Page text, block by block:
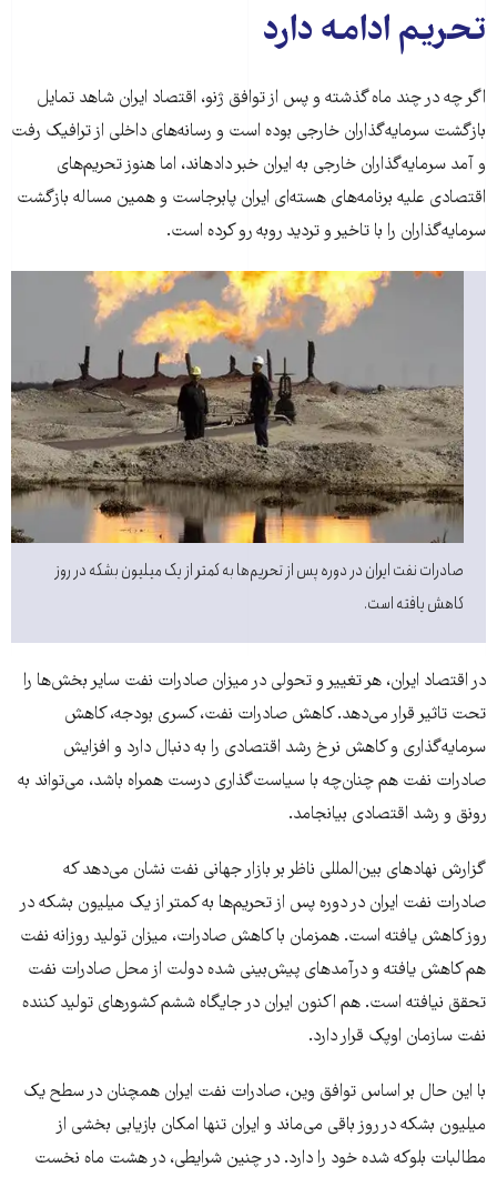
تحریم ادامه دارد
اگر چه در چند ماه گذشته و پس از توافق ژنو، اقتصاد ایران شاهد تمایل
بازگشت سرمایه‌گذاران خارجی بوده است و رسانه‌های داخلی از ترافیک رفت
و آمد سرمایه‌گذاران خارجی به ایران خبر داده‎اند، اما هنوز تحریم‌های
اقتصادی علیه برنامه‌های هسته‌ای ایران پابرجاست و همین مساله بازگشت
سرمایه‌گذاران را با تاخیر و تردید روبه رو کرده است.
صادرات نفت ایران در دوره پس از تحریم‌ها به کمتر از یک میلیون بشکه در روز
کاهش یافته است.
در اقتصاد ایران، هر تغییر و تحولی در میزان صادرات نفت سایر بخش‌ها را
تحت تاثیر قرار می‌دهد. کاهش صادرات نفت، کسری بودجه، کاهش
سرمایه‌گذاری و کاهش نرخ رشد اقتصادی را به دنبال دارد و افزایش
صادرات نفت هم چنان‌چه با سیاست‌گذاری درست همراه باشد، می‌تواند به
رونق و رشد اقتصادی بیانجامد.
گزارش نهادهای بین‌المللی ناظر بر بازار جهانی نفت نشان می‌دهد که
صادرات نفت ایران در دوره پس از تحریم‌ها به کمتر از یک میلیون بشکه در
روز کاهش یافته است. همزمان با کاهش صادرات، میزان تولید روزانه نفت
هم کاهش یافته و درآمدهای پیش‌بینی شده دولت از محل صادرات نفت
تحقق نیافته است. هم اکنون ایران در جایگاه ششم کشورهای تولید کننده
نفت سازمان اوپک قرار دارد.
با این حال بر اساس توافق وین، صادرات نفت ایران همچنان در سطح یک
میلیون بشکه در روز باقی می‌ماند و ایران تنها امکان بازیابی بخشی از
مطالبات بلوکه شده خود را دارد. در چنین شرایطی، در هشت ماه نخست